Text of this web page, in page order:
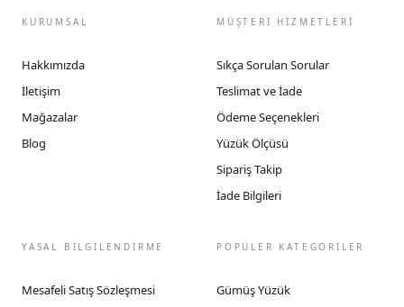
KURUMSAL
Hakkımızda
İletişim
Mağazalar
Blog
MÜŞTERİ HİZMETLERİ
Sıkça Sorulan Sorular
Teslimat ve İade
Ödeme Seçenekleri
Yüzük Ölçüsü
Sipariş Takip
İade Bilgileri
YASAL BİLGİLENDİRME
Mesafeli Satış Sözleşmesi
POPÜLER KATEGORİLER
Gümüş Yüzük